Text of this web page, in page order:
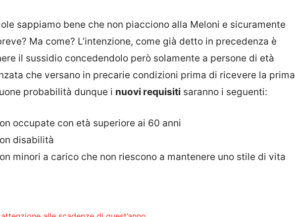
sappiamo bene che non piacciono alla Meloni e sicuramente
Ma come? L’intenzione, come già detto in precedenza è
il sussidio concedendolo però solamente a persone di età
che versano in precarie condizioni prima di ricevere la prima
probabilità dunque i nuovi requisiti saranno i seguenti:
occupate con età superiore ai 60 anni
disabilità
minori a carico che non riescono a mantenere uno stile di vita